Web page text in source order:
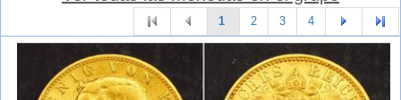
1 2 3 4